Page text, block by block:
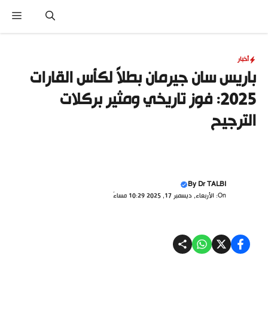
المحتوى
أخبار
باريس سان جيرمان بطلاً لكأس القارات
2025: فوز تاريخي ومثير بركلات
الترجيح
ByDr TALBI
On: الأربعاء, ديسمبر 17, 2025 10:29 مساءً